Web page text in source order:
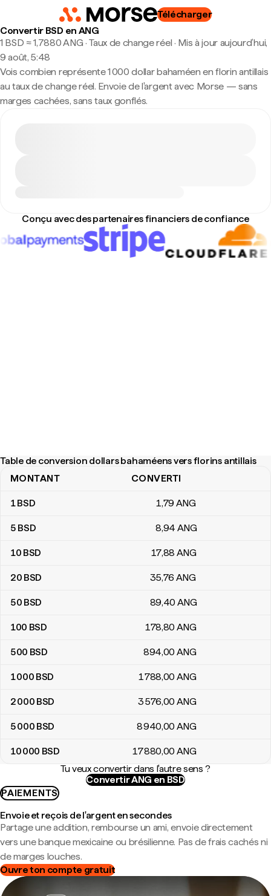
Télécharger
Convertir BSD en ANG
1 BSD ≈ 1,7880 ANG · Taux de change réel · Mis à jour aujourd’hui,
9 août, 5:48
Vois combien représente 1 000 dollar bahaméen en florin antillais
au taux de change réel. Envoie de l'argent avec Morse — sans
marges cachées, sans taux gonflés.
Conçu avec des partenaires financiers de confiance
Table de conversion dollars bahaméens vers florins antillais
Table de conversion dollars bahaméens vers florins antillais
MONTANT CONVERTI
1BSD 1,79 ANG
5 BSD 8,94 ANG
10 BSD 17,88 ANG
20 BSD 35,76 ANG
50 BSD 89,40 ANG
100 BSD 178,80 ANG
500 BSD 894,00 ANG
1 000 BSD 1 788,00 ANG
2 000 BSD 3 576,00 ANG
5 000 BSD 8 940,00 ANG
10 000 BSD 17 880,00 ANG
Tu veux convertir dans l'autre sens ?
Convertir ANG en BSD
PAIEMENTS
Envoie et reçois de l'argent en secondes
Partage une addition, rembourse un ami, envoie directement
vers une banque mexicaine ou brésilienne. Pas de frais cachés ni
de marges louches.
Ouvre ton compte gratuit